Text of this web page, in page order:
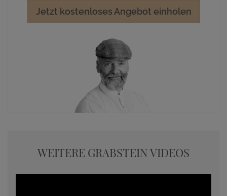
Jetzt kostenloses Angebot einholen
WEITERE GRABSTEIN VIDEOS